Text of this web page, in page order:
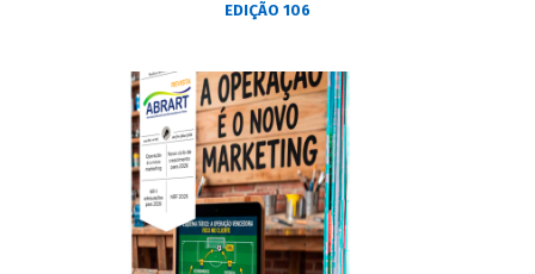
EDIÇÃO 106